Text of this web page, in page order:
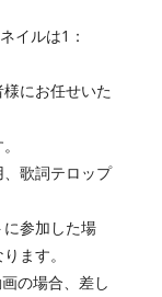
イルは1：
にお任せいた
歌詞テロップ
参加した場
ます。
の場合、差し